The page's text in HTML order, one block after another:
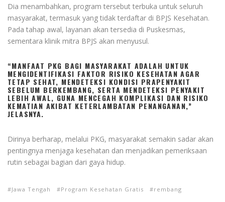
Dia menambahkan, program tersebut terbuka untuk seluruh
masyarakat, termasuk yang tidak terdaftar di BPJS Kesehatan.
Pada tahap awal, layanan akan tersedia di Puskesmas,
sementara klinik mitra BPJS akan menyusul.
“MANFAAT PKG BAGI MASYARAKAT ADALAH UNTUK
MENGIDENTIFIKASI FAKTOR RISIKO KESEHATAN AGAR
TETAP SEHAT, MENDETEKSI KONDISI PRAPENYAKIT
SEBELUM BERKEMBANG, SERTA MENDETEKSI PENYAKIT
LEBIH AWAL, GUNA MENCEGAH KOMPLIKASI DAN RISIKO
KEMATIAN AKIBAT KETERLAMBATAN PENANGANAN,”
JELASNYA.
Dirinya berharap, melalui PKG, masyarakat semakin sadar akan
pentingnya menjaga kesehatan dan menjadikan pemeriksaan
rutin sebagai bagian dari gaya hidup.
Jawa Tengah Program Kesehatan Gratis rembang